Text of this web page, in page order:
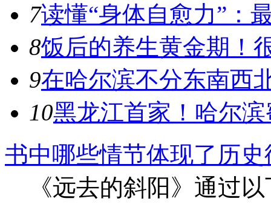
7读懂“身体自愈力”：
8饭后的养生黄金期！
9在哈尔滨不分东南西
10黑龙江首家！哈尔
书中哪些情节体现了历
《远去的斜阳》通过